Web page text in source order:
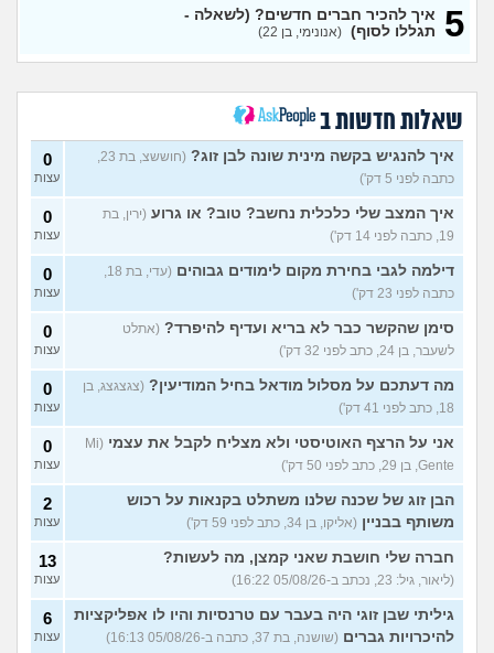
אני גיי ומאוד מפחד ממחלות
- פפ?
(נועם, בן 32)
אמא שלי תפסה אותי שוכב עם
גבר, מה לעשות?
(אדון
שוקו, בן 30)
10
הכעס טישטש אותי? לגיטימי
או לא?
(אנונימי, בת 20)
7
עצות
איך לדעת אם חבר סטרייט
בקטע שלי?
(האמנם, בן 29)
11
עצות
כיצד לסביות מקיימות יחסי
(ליאן, בת 26)
7
עצות
חבר שלי תקוע אצלי בגלל
המלחמה, מה לעשות איתו?
(אנונימי, בן 15)
4
עצות
לסבית או לא לסבית ומה
לעשות עם זה?
ומתייעצת, בת 18)
3
עצות
איך את מתמודדים עם זה
בן 22)
6
עצות
עוד שאלות חדשות במדור
5
איך להכיר חברים חדשים? (לשאלה -
תגללו לסוף) (אנונימי, בן 22)
שאלות חדשות ב
איך להנגיש בקשה מינית שונה לבן זוג?
(חוששצ, בת 23,
כתבה לפני 5 דק')
0
עצות
איך המצב שלי כלכלית נחשב? טוב? או גרוע (ירין, בת
19, כתבה לפני 14 דק')
0
עצות
דילמה לגבי בחירת מקום לימודים גבוהים
(עדי, בת 18,
כתבה לפני 23 דק')
0
עצות
סימן שהקשר כבר לא בריא ועדיף להיפרד? (אתלט
לשעבר, בן 24, כתב לפני 32 דק')
0
עצות
מה דעתכם על מסלול מודאל בחיל המודיעין? (צגצגצג, בן
18, כתב לפני 41 דק')
0
עצות
אני על הרצף האוטיסטי ולא מצליח לקבל את עצמי
(Mi
Gente, בן 29, כתב לפני 50 דק')
0
עצות
הבן זוג של שכנה שלנו משתלט בקנאות על רכוש
משותף בבניין (אליקו, בן 34, כתב לפני 59 דק')
2
עצות
חברה שלי חושבת שאני קמצן, מה לעשות?
(ליאור, גיל: 23, נכתב ב-05/08/26 16:22)
13
עצות
גיליתי שבן זוגי היה בעבר עם טרנסיות והיו לו אפליקציות
להיכרויות גברים (שושנה, בת 37, כתבה ב-05/08/26 16:13)
6
עצות